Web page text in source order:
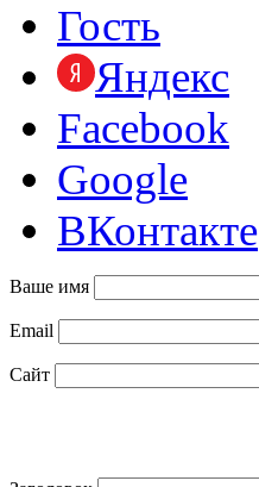
Гость
Яндекс
Facebook
Google
ВКонтакте
Ваше имя
Email
Сайт